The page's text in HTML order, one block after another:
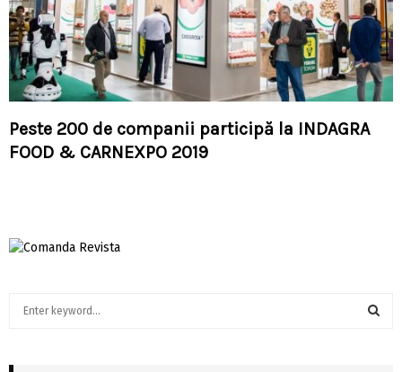
Peste 200 de companii participă la INDAGRA
FOOD & CARNEXPO 2019